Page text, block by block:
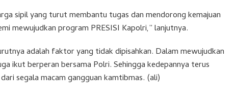
sipil yang turut membantu tugas dan mendorong kemajuan
mewujudkan program PRESISI Kapolri,” lanjutnya.
adalah faktor yang tidak dipisahkan. Dalam mewujudkan
ikut berperan bersama Polri. Sehingga kedepannya terus
segala macam gangguan kamtibmas. (ali)